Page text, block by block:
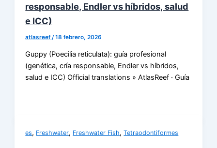
responsable, Endler vs híbridos, salud
e ICC)
atlasreef /18 febrero, 2026
Guppy (Poecilia reticulata): guía profesional
(genética, cría responsable, Endler vs híbridos,
salud e ICC) Official translations » AtlasReef · Guía
es, Freshwater, Freshwater Fish,Tetraodontiformes